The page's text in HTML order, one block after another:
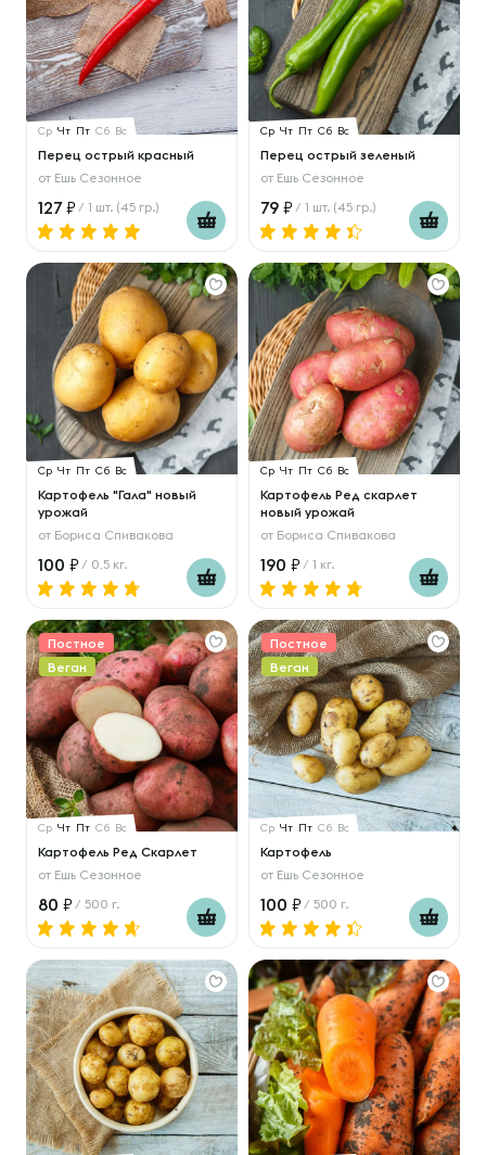
Ср Чт Пт Сб Вс
Перец острый красный
от Ешь Сезонное
127 / 1 шт. (45 гр.)
Ср Чт Пт Сб Вс
Перец острый зеленый
от Ешь Сезонное
79 / 1 шт. (45 гр.)
Ср Чт Пт Сб Вс
Картофель "Гала" новый
урожай
от Бориса Спивакова
100 / 0,5 кг.
Ср Чт Пт Сб Вс
Картофель Ред скарлет
новый урожай
от Бориса Спивакова
190 / 1 кг.
Постное
Веган
Ср Чт Пт Сб Вс
Картофель Ред Скарлет
от Ешь Сезонное
80 / 500 г.
Постное
Веган
Ср Чт Пт Сб Вс
Картофель
от Ешь Сезонное
100 / 500 г.